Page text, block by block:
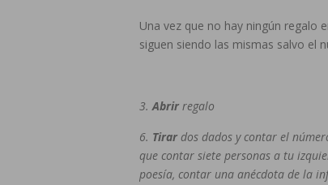
Una vez que no hay ningún regalo
siguen siendo las mismas salvo el
3.Abrirregalo
6. Tirardos dados y contar el
que contar siete personas a tu
poesía, contar una anécdota de la